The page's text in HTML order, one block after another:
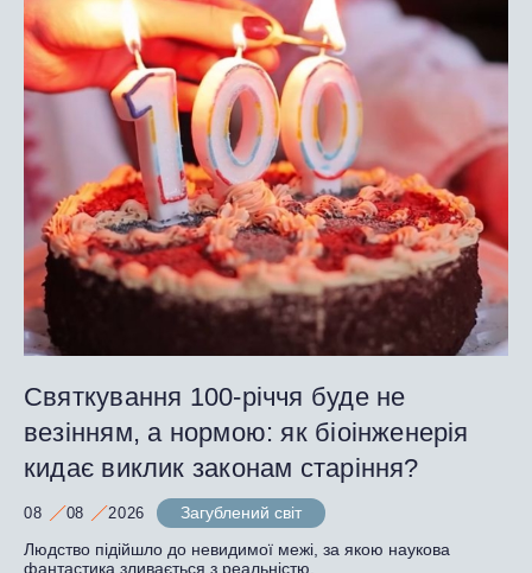
Святкування 100-річчя буде не
везінням, а нормою: як біоінженерія
кидає виклик законам старіння?
08 08 2026
Загублений світ
Людство підійшло до невидимої межі, за якою наукова
фантастика зливається з реальністю.